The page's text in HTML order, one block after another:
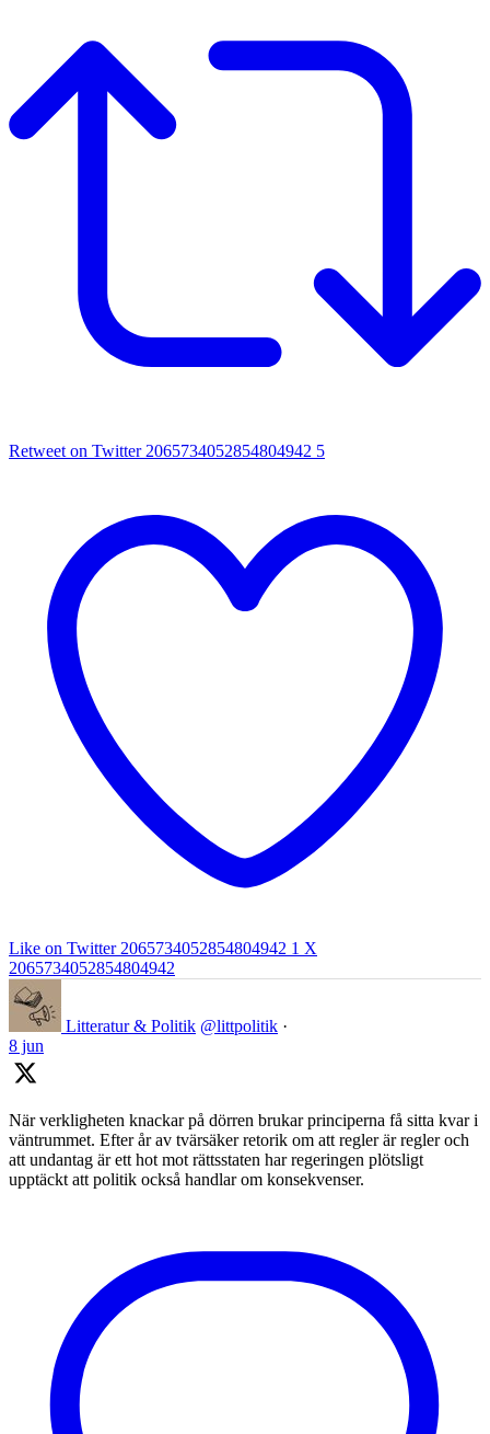
Retweet on Twitter 2065734052854804942 5
Like on Twitter 2065734052854804942 1 X
2065734052854804942
Litteratur & Politik @littpolitik ·
8 jun
När verkligheten knackar på dörren brukar principerna få sitta kvar i
väntrummet. Efter år av tvärsäker retorik om att regler är regler och
att undantag är ett hot mot rättsstaten har regeringen plötsligt
upptäckt att politik också handlar om konsekvenser.